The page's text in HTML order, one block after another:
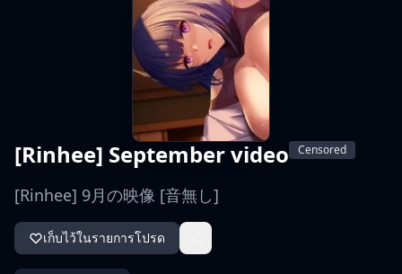
[Rinhee] September video Censored
[Rinhee] 9月の映像 [音無し]
เก็บไว้ในรายการโปรด